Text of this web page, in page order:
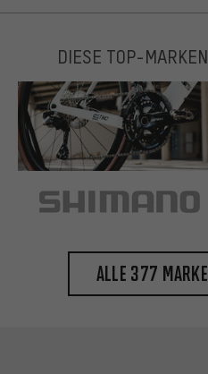
DIESE TOP-
Alle 377